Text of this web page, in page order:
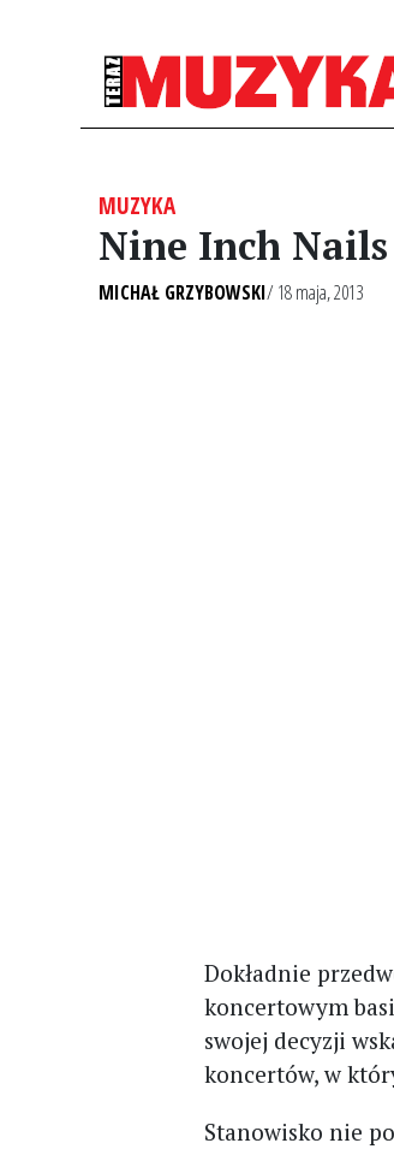
MUZYKA
Nine Inch
MICHAŁ GRZYBOWSKI/ 18 maja, 2013
Dokładnie
koncertowym
swojej decyzji
koncertów, w
Stanowisko nie